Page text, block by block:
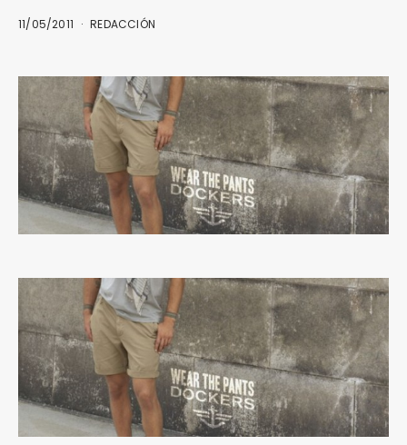
11/05/2011 REDACCIÓN